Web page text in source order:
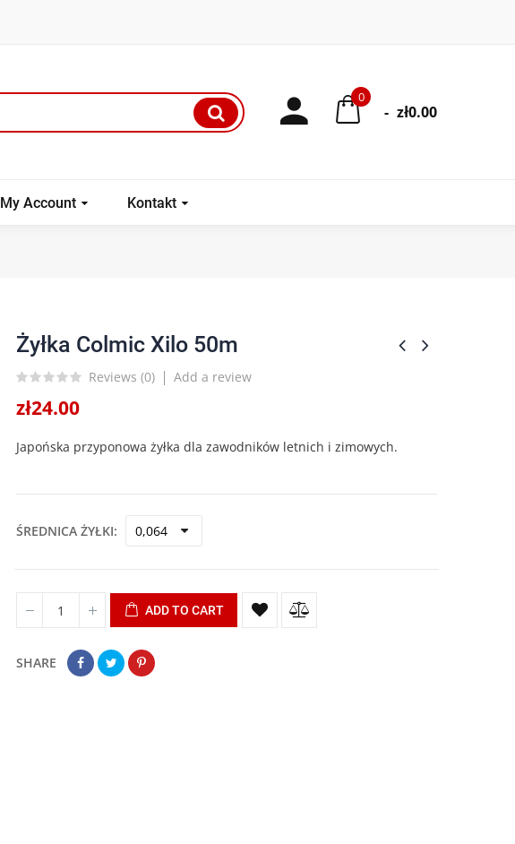
0
- zł0.00
My Account Kontakt
Żyłka Colmic Xilo 50m
Reviews (0) Add a review
zł24.00
Japońska przyponowa żyłka dla zawodników letnich i zimowych.
ŚREDNICA ŻYŁKI
ADD TO CART
SHARE